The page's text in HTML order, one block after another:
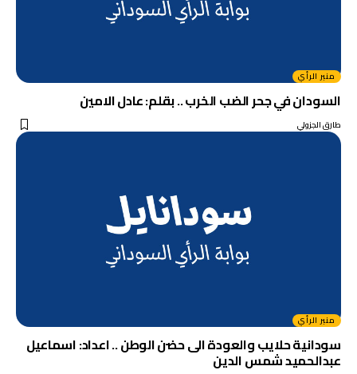
منبر الرأي
السودان في جحر الضب الخرب .. بقلم: عادل الامين
طارق الجزولي
منبر الرأي
سودانية حلايب والعودة الى حضن الوطن .. اعداد: اسماعيل
عبدالحميد شمس الدين